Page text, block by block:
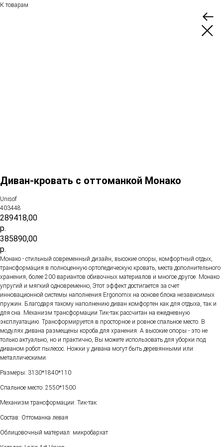
К товарам
Диван-кровать с оттоманкой Монако
Unisof
403448
289418,00
р.
385890,00
р.
Монако - стильный современный дизайн, высокие опоры, комфортный отдых,
трансформация в полноценную ортопедическую кровать, места дополнительного
хранения, более 200 вариантов обивочных материалов и многое другое. Монако
упругий и мягкий одновременно, Этот эффект достигается за счет
инновационной системы наполнения Ergonomix на основе блока независимых
пружин. Благодаря такому наполнению диван комфортен как для отдыха, так и
для сна. Механизм трансформации Тик-так рассчитан на ежедневную
эксплуатацию. Трансформируется в просторное и ровное спальное место. В
модулях дивана размещены короба для хранения. А высокие опоры - это не
только актуально, но и практично, Вы можете использовать для уборки под
диваном робот пылесос. Ножки у дивана могут быть деревянными или
металлическими.
Размеры: 3130*1840*110
Спальное место: 2550*1500
Механизм трансформации: Тик-так
Состав: Оттоманка левая
Облицовочный материал: микробархат